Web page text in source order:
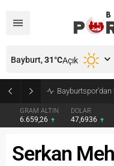
Bayburt’ta Minik
GRAM ALTIN
6.659,26
DOLAR
47,6936
Bayburt,31°CAçık
Serkan